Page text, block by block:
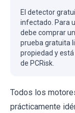
El detector
infectado. Para
debe comprar
prueba gratuita
propiedad y
de PCRisk.
Todos los
prácticamente